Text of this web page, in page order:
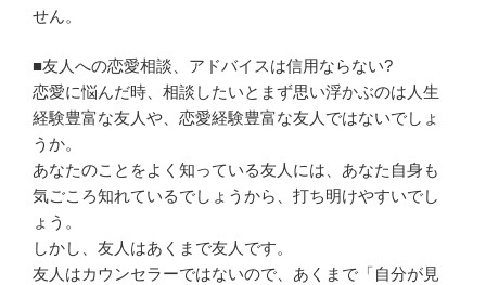
せん。
■友人への恋愛相談、アドバイスは信用ならない?
恋愛に悩んだ時、相談したいとまず思い浮かぶのは人生
経験豊富な友人や、恋愛経験豊富な友人ではないでしょ
うか。
あなたのことをよく知っている友人には、あなた自身も
気ごころ知れているでしょうから、打ち明けやすいでし
ょう。
しかし、友人はあくまで友人です。
友人はカウンセラーではないので、あくまで「自分が見